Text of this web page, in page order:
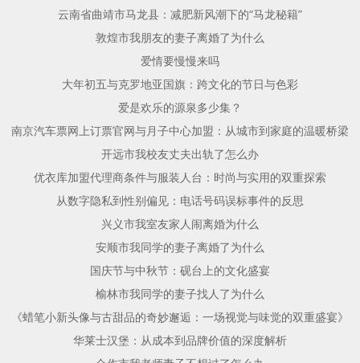
云南省曲靖市马龙县：减肥新风潮下的“马龙秘籍”
敦煌市我朋友的妻子离婚了为什么
爱情要慢慢来吗
大年初五与克罗地亚国旗：跨文化的节日与色彩
爱是欢乐的源泉多少集？
南京汽车票网上订票官网与月子中心加盟：从城市到家庭的温暖桥梁
开远市我校友丈夫出轨了怎么办
优衣库加盟代理商条件与服装人台：时尚与实用的双重探索
从数字隐私到性别偏见：电话号码误标事件的反思
兴义市我室友家人闹离婚为什么
安顺市我同学的妻子离婚了为什么
国庆节与中秋节：砚台上的文化盛宴
榆林市我同学的妻子找人了为什么
《蜡笔小新头像与古甜品的奇妙邂逅：一场视觉与味觉的双重盛宴》
华莱士汉堡：从成本到品牌价值的深度解析